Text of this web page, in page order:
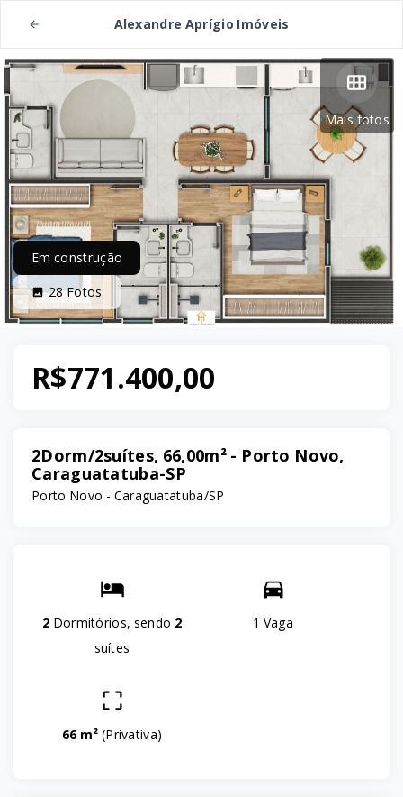
Alexandre Aprígio Imóveis
Mais fotos
Em construção
28Fotos
R$771.400,00
2Dorm/2suítes, 66,00m² - Porto Novo,
Caraguatatuba-SP
Porto Novo - Caraguatatuba/SP
2 Dormitórios, sendo 2
suítes
1 Vaga
66 m² (Privativa)